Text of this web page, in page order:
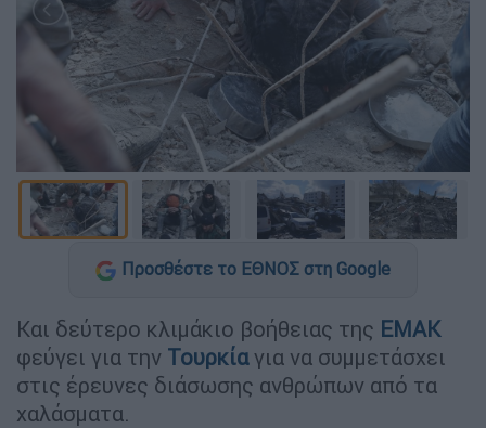
Προσθέστε το ΕΘΝΟΣ στη Google
Και δεύτερο κλιμάκιο βοήθειας της ΕΜΑΚ
φεύγει για την Τουρκία για να συμμετάσχει
στις έρευνες διάσωσης ανθρώπων από τα
χαλάσματα.